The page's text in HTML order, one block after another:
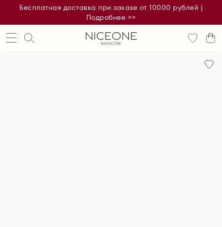
Бесплатная доставка при заказе от 10000 рублей |
Подробнее >>